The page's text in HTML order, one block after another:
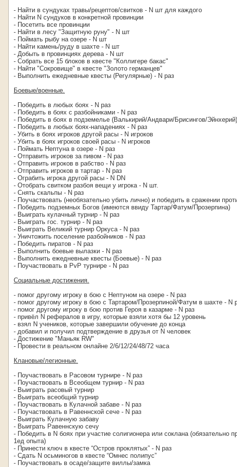
- Найти в сундуках травы/рецептов/свитков - N шт для каждого
- Найти N сундуков в конкретной провинции
- Посетить все провинции
- Найти в лесу "Защитную руну" - N шт
- Поймать рыбу на озере - N шт
- Найти камень/руду в шахте - N шт
- Добыть в провинциях дерева - N шт
- Собрать все 15 блоков в квесте "Коллигере бакас"
- Найти "Сокровище" в квесте "Золото германцев"
- Выполнить ежедневные квесты (Регулярные) - N раз
Боевые/военные.
- Победить в любых боях - N раз
- Победить в боях с разбойниками - N раз
- Победить в боях в подземелье (Валькирий/Андвари/Брисингов/
- Победить в любых боях-нападениях - N раз
- Убить в боях игроков другой расы - N игроков
- Убить в боях игроков своей расы - N игроков
- Поймать Нептуна в озере - N раз
- Отправить игроков за пивом - N раз
- Отправить игроков в рабство - N раз
- Отправить игроков в тартар - N раз
- Ограбить игрока другой расы - N DN
- Отобрать свитком разбоя вещи у игрока - N шт.
- Снять скальпы - N раз
- Поучаствовать (необязательно убить лично) и победить в сражении
- Победить подземных Богов (имеются ввиду Тартар/Фатум/Прозерпина)
- Выиграть кулачный турнир - N раз
- Выиграть гос. турнир - N раз
- Выиграть Великий турнир Оркуса - N раз
- Уничтожить поселение разбойников - N раз
- Победить пиратов - N раз
- Выполнить боевые вылазки - N раз
- Выполнить ежедневные квесты (Боевые) - N раз
- Поучаствовать в PvP турнире - N раз
Социальные достижения.
- помог другому игроку в бою с Нептуном на озере - N раз
- помог другому игроку в бою с Тартаром/Прозерпиной/Фатум в шахте - N
- помог другому игроку в бою против Героя в казарме - N раз
- привёл N рефералов в игру, которые взяли хотя бы 12 уровень
- взял N учеников, которые завершили обучение до конца
- добавил и получил подтверждение в друзья от N человек
- Достижение "Маньяк RW"
- Провести в реальном онлайне 2/6/12/24/48/72 часа
Клановые/легионные.
- Поучаствовать в Расовом турнире - N раз
- Поучаствовать в Всеобщем турнир - N раз
- Выиграть расовый турнир
- Выиграть всеобщий турнир
- Поучаствовать в Кулачной забаве - N раз
- Поучаствовать в Равеннской сече - N раз
- Выиграть Кулачную забаву
- Выиграть Равеннскую сечу
- Победить в N боях при участие солигионера или соклана (обязательно
1ед опыта)
- Принести ключ в квесте “Остров проклятых” - N раз
- Сдать N осьминогов в квесте “Омнес полипус”
- Поучаствовать в осаде/защите виллы/замка